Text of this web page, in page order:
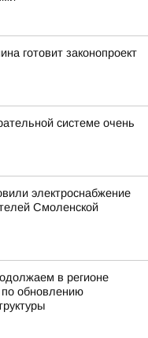
готовит законопроект
системе очень
электроснабжение
Смоленской
в регионе
обновлению